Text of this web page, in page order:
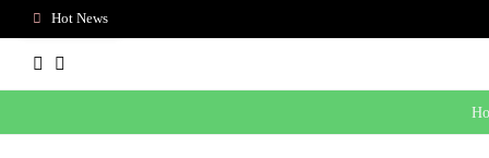
Hot News
Home